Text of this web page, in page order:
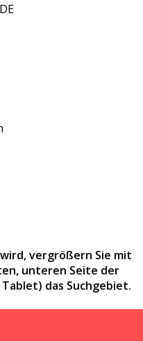
vergrößern Sie mit
unteren Seite der
das Suchgebiet.